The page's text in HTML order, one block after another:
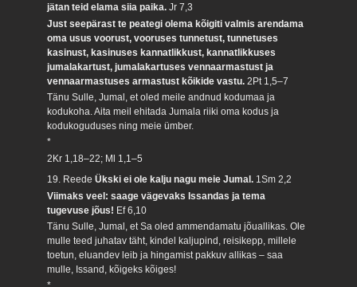
jätan teid elama siia paika.Jr 7,3
Just seepärast te peategi olema kõigiti valmis arendama
oma usus voorust, vooruses tunnetust, tunnetuses
kasinust, kasinuses kannatlikkust, kannatlikkuses
jumalakartust, jumalakartuses vennaarmastust ja
vennaarmastuses armastust kõikide vastu.2Pt 1,5–7
Tänu Sulle, Jumal, et oled meile andnud kodumaa ja
kodukoha. Aita meil ehitada Jumala riiki oma kodus ja
kodukoguduses ning meie ümber.
*
2Kr 1,18–22; Ml 1,1–5
19. ReedeÜkski ei ole kalju nagu meie Jumal. 1Sm 2,2
Viimaks veel: saage vägevaks Issandas ja tema
tugevuse jõus! Ef 6,10
Tänu Sulle, Jumal, et Sa oled ammendamatu jõuallikas. Ole
mulle teed juhatav täht, kindel kaljupind, reisikepp, millele
toetun, eluandev leib ja hingamist pakkuv allikas – saa
mulle, Issand, kõigeks kõiges!